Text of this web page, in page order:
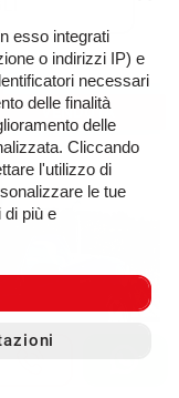
VENDUTA
esso integrati
o indirizzi IP) e
necessari
delle finalità
delle
Cliccando
l'utilizzo di
le tue
di più e